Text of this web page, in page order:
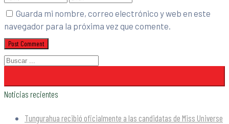
Guarda mi nombre, correo electrónico y web en este
navegador para la próxima vez que comente.
Noticias recientes
Tungurahua recibió oficialmente a las candidatas de Miss Universe